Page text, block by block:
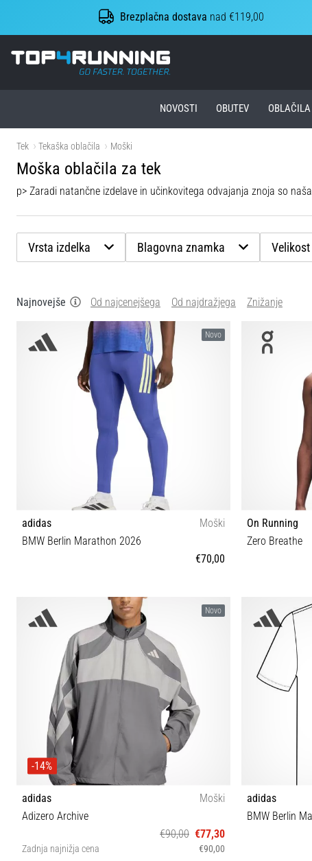
Brezplačna dostava nad €119,00
Top4Running.si
NOVOSTI OBUTEV OBLAČILA
Tek Tekaška oblačila Moški
Moška oblačila za tek
p> Zaradi natančne izdelave in učinkovitega odvajanja znoja so
Vrsta izdelka Blagovna znamka Velikost
Najnovejše Od najcenejšega Od najdražjega Znižanje
Novo
adidas
Moški
BMW Berlin Marathon 2026
€70,00
S M L XL
On Running
Zero Breathe
Novo
-14%
adidas
Moški
Adizero Archive
€90,00 €77,30
Zadnja najnižja cena €90,00
adidas
BMW Berlin